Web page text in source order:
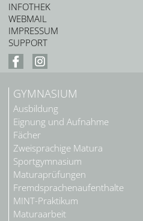
INFOTHEK
WEBMAIL
IMPRESSUM
SUPPORT
GYMNASIUM
Ausbildung
Eignung und Aufnahme
Fächer
Zweisprachige Matura
Sportgymnasium
Maturaprüfungen
Fremdsprachenaufenthalte
MINT-Praktikum
Maturaarbeit